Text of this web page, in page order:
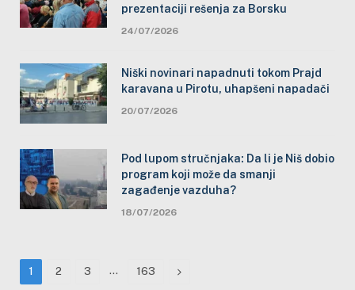
prezentaciji rešenja za Borsku
24/07/2026
Niški novinari napadnuti tokom Prajd
karavana u Pirotu, uhapšeni napadači
20/07/2026
Pod lupom stručnjaka: Da li je Niš dobio
program koji može da smanji
zagađenje vazduha?
18/07/2026
1 2 3 … 163 Next